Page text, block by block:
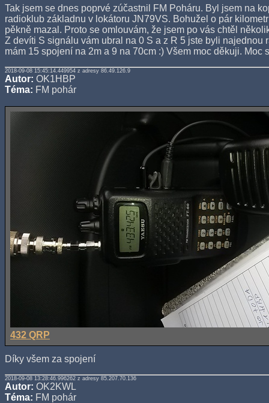
Tak jsem se dnes poprvé zúčastnil FM Poháru. Byl jsem na
radioklub základnu v lokátoru JN79VS. Bohužel o pár
pěkně mazal. Proto se omlouvám, že jsem po vás chtěl
Z devíti S signálu vám ubral na 0 S a z R 5 jste byli najednou
mám 15 spojení na 2m a 9 na 70cm :) Všem moc děkuji. Moc
2018-09-08 15:45:14.449954 z adresy 86.49.126.9
Autor: OK1HBP
Téma: FM pohár
432 QRP
Díky všem za spojení
2018-09-08 13:28:46.996262 z adresy 85.207.70.136
Autor: OK2KWL
Téma: FM pohár